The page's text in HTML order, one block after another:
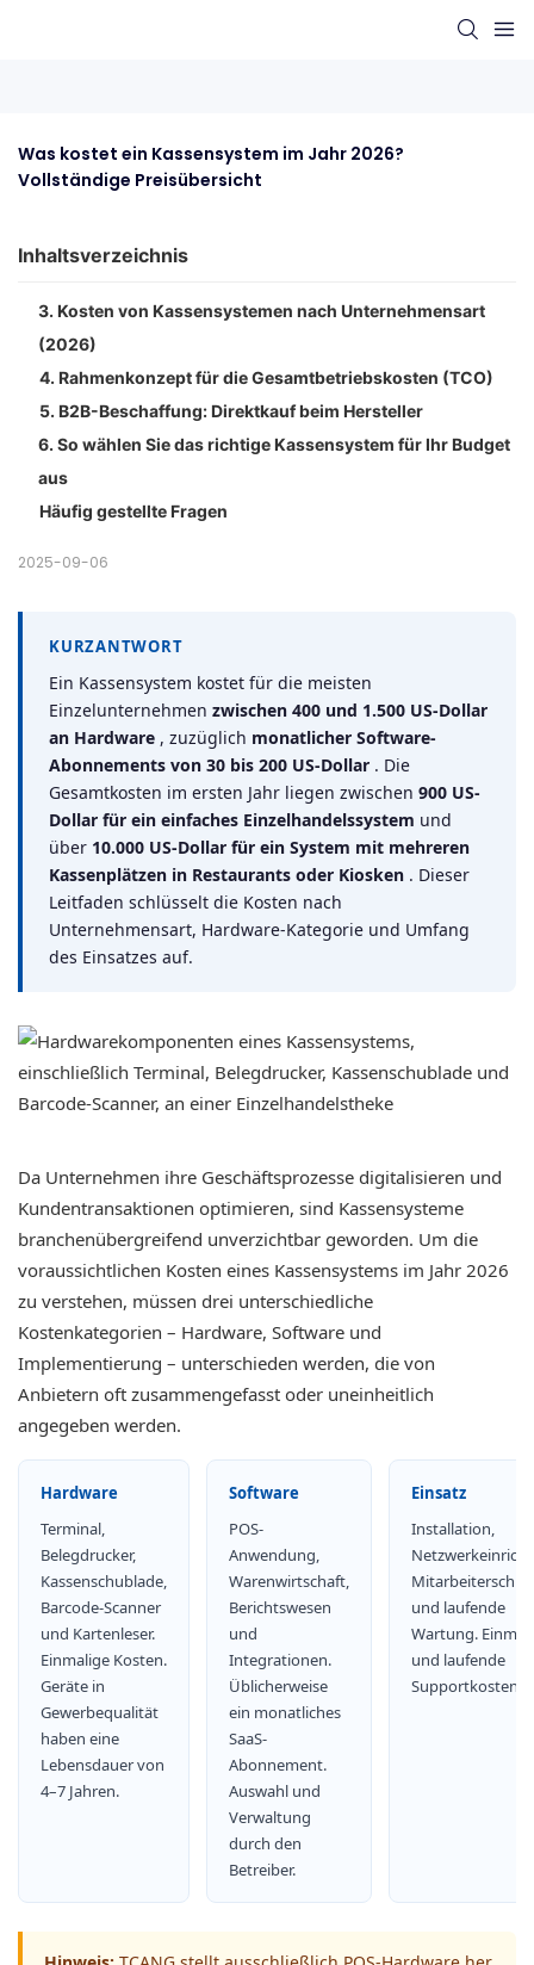
Was kostet ein Kassensystem im Jahr 2026?
Vollständige Preisübersicht
Inhaltsverzeichnis
3. Kosten von Kassensystemen nach Unternehmensart
(2026)
4. Rahmenkonzept für die Gesamtbetriebskosten (TCO)
5. B2B-Beschaffung: Direktkauf beim Hersteller
6. So wählen Sie das richtige Kassensystem für Ihr Budget
aus
Häufig gestellte Fragen
2025-09-06
KURZANTWORT
Ein Kassensystem kostet für die meisten
Einzelunternehmen zwischen 400 und 1.500 US-Dollar
an Hardware , zuzüglich monatlicher Software-
Abonnements von 30 bis 200 US-Dollar . Die
Gesamtkosten im ersten Jahr liegen zwischen 900 US-
Dollar für ein einfaches Einzelhandelssystem und
über 10.000 US-Dollar für ein System mit mehreren
Kassenplätzen in Restaurants oder Kiosken . Dieser
Leitfaden schlüsselt die Kosten nach
Unternehmensart, Hardware-Kategorie und Umfang
des Einsatzes auf.
Da Unternehmen ihre Geschäftsprozesse digitalisieren und
Kundentransaktionen optimieren, sind Kassensysteme
branchenübergreifend unverzichtbar geworden. Um die
voraussichtlichen Kosten eines Kassensystems im Jahr 2026
zu verstehen, müssen drei unterschiedliche
Kostenkategorien – Hardware, Software und
Implementierung – unterschieden werden, die von
Anbietern oft zusammengefasst oder uneinheitlich
angegeben werden.
Hardware
Terminal,
Belegdrucker,
Kassenschublade,
Barcode-Scanner
und Kartenleser.
Einmalige Kosten.
Geräte in
Gewerbequalität
haben eine
Lebensdauer von
4–7 Jahren.
Software
POS-
Anwendung,
Warenwirtschaft,
Berichtswesen
und
Integrationen.
Üblicherweise
ein monatliches
SaaS-
Abonnement.
Auswahl und
Verwaltung
durch den
Betreiber.
Einsatz
Installation,
und laufende
Wartung.
und laufende
Supportkosten.